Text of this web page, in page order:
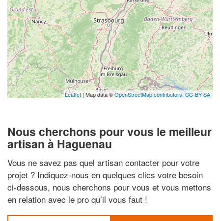
Leaflet | Map data ©OpenStreetMap contributors, CC-BY-SA
Nous cherchons pour vous le meilleur
artisan à Haguenau
Vous ne savez pas quel artisan contacter pour votre
projet ? Indiquez-nous en quelques clics votre besoin
ci-dessous, nous cherchons pour vous et vous mettons
en relation avec le pro qu’il vous faut !